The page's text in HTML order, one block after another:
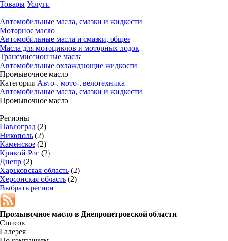
Товары Услуги
Автомобильные масла, смазки и жидкости
Моторное масло
Автомобильные масла и смазки, общее
Масла для мотоциклов и моторных лодок
Трансмиссионные масла
Автомобильные охлаждающие жидкости
Промывочное масло
Категории Авто-, мото-, велотехника
Автомобильные масла, смазки и жидкости
Промывочное масло
Регионы
Павлоград (2)
Никополь (2)
Каменское (2)
Кривой Рог (2)
Днепр (2)
Харьковская область (2)
Херсонская область (2)
Выбрать регион
Промывочное масло в Днепропетровской области
Список
Галерея